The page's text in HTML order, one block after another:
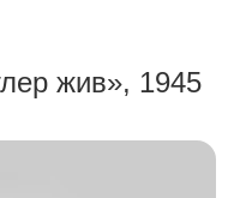
жив», 1945